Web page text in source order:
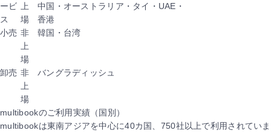
ービ
ス
上
場
中国・オーストラリア・タイ・UAE・
香港
小売 非
上
場
韓国・台湾
卸売 非
上
場
バングラディッシュ
multibookのご利用実績（国別）
multibookは東南アジアを中心に40カ国、750社以上で利用されていま